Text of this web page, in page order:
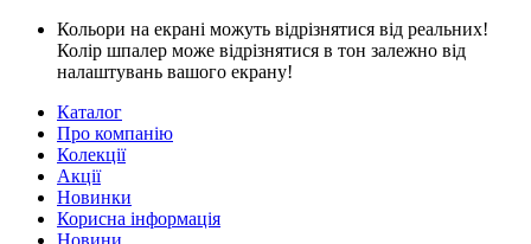
Кольори на екрані можуть відрізнятися від реальних!
Колір шпалер може відрізнятися в тон залежно від
налаштувань вашого екрану!
Каталог
Про компанію
Колекції
Акції
Новинки
Корисна інформація
Новини